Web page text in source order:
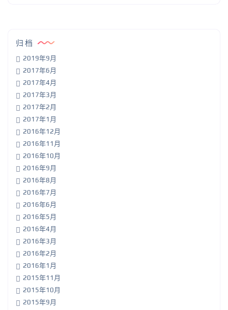
归档
2019年9月
2017年6月
2017年4月
2017年3月
2017年2月
2017年1月
2016年12月
2016年11月
2016年10月
2016年9月
2016年8月
2016年7月
2016年6月
2016年5月
2016年4月
2016年3月
2016年2月
2016年1月
2015年11月
2015年10月
2015年9月